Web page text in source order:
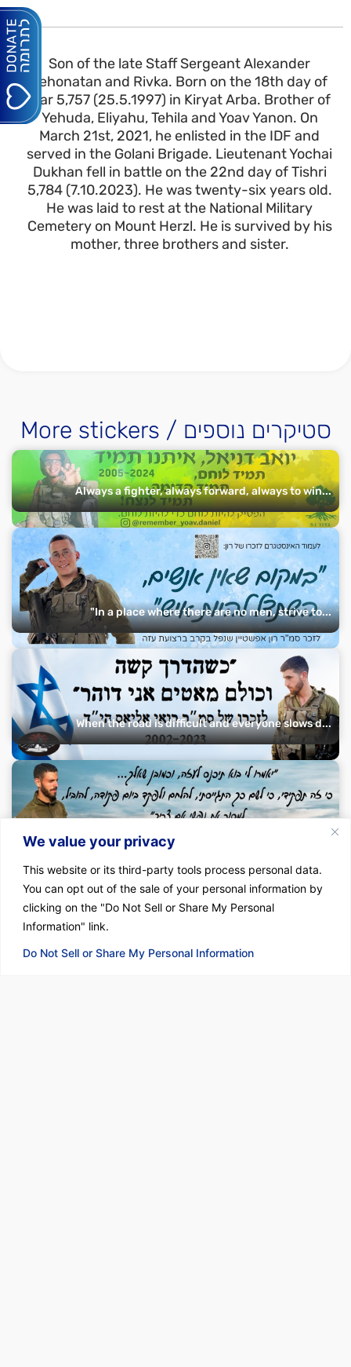
We value your privacy
This website or its third-party tools process personal data.
You can opt out of the sale of your personal information by
clicking on the "Do Not Sell or Share My Personal
Information" link.
Do Not Sell or Share My Personal Information
Son of the late Staff Sergeant Alexander
Yehonatan and Rivka. Born on the 18th day of
Iyar 5,757 (25.5.1997) in Kiryat Arba. Brother of
Yehuda, Eliyahu, Tehila and Yoav Yanon. On
March 21st, 2021, he enlisted in the IDF and
served in the Golani Brigade. Lieutenant Yochai
Dukhan fell in battle on the 22nd day of Tishri
5,784 (7.10.2023). He was twenty-six years old.
He was laid to rest at the National Military
Cemetery on Mount Herzl. He is survived by his
mother, three brothers and sister.
More stickers / סטיקרים נוספים
Always a fighter, always forward, always to win...
"In a place where there are no men, strive to...
When the road is difficult and everyone slows d...
"If they tell me to go into Gaza, of course...